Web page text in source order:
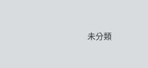
未分類